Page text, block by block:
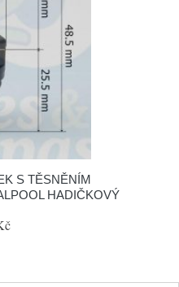
S TĚSNĚNÍM
HADIČKOVÝ